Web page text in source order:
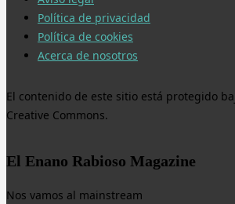
Política de privacidad
Política de cookies
Acerca de nosotros
El contenido de este sitio está protegido
Creative Commons.
El Enano Rabioso Magazine
Nos vamos al mainstream